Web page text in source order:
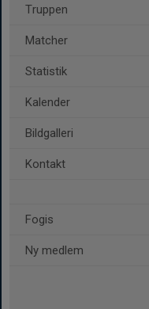
Truppen
Matcher
Statistik
Kalender
Bildgalleri
Kontakt
Fogis
Ny medlem